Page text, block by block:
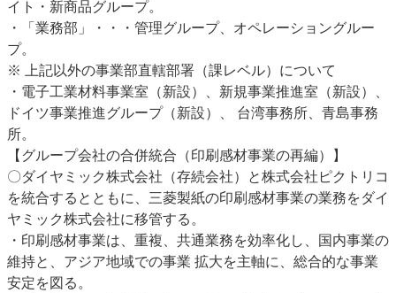
イト・新商品グループ。
・「業務部」・・・管理グループ、オペレーショングルー
プ。
※ 上記以外の事業部直轄部署（課レベル）について
・電子工業材料事業室（新設）、新規事業推進室（新設）、
ドイツ事業推進グループ（新設）、 台湾事務所、青島事務
所。
【グループ会社の合併統合（印刷感材事業の再編）】
〇ダイヤミック株式会社（存続会社）と株式会社ピクトリコ
を統合するとともに、三菱製紙の印刷感材事業の業務をダイ
ヤミック株式会社に移管する。
・印刷感材事業は、重複、共通業務を効率化し、国内事業の
維持と、アジア地域での事業 拡大を主軸に、総合的な事業
安定を図る。